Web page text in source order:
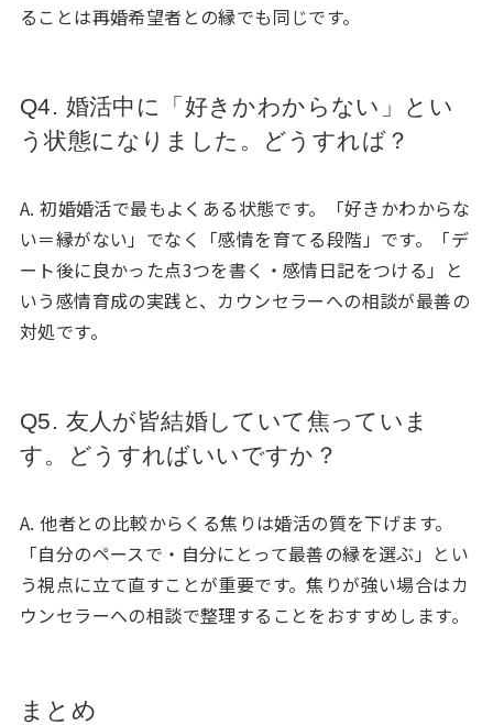
ることは再婚希望者との縁でも同じです。
Q4. 婚活中に「好きかわからない」とい
う状態になりました。どうすれば？
A. 初婚婚活で最もよくある状態です。「好きかわからな
い＝縁がない」でなく「感情を育てる段階」です。「デ
ート後に良かった点3つを書く・感情日記をつける」と
いう感情育成の実践と、カウンセラーへの相談が最善の
対処です。
Q5. 友人が皆結婚していて焦っていま
す。どうすればいいですか？
A. 他者との比較からくる焦りは婚活の質を下げます。
「自分のペースで・自分にとって最善の縁を選ぶ」とい
う視点に立て直すことが重要です。焦りが強い場合はカ
ウンセラーへの相談で整理することをおすすめします。
まとめ